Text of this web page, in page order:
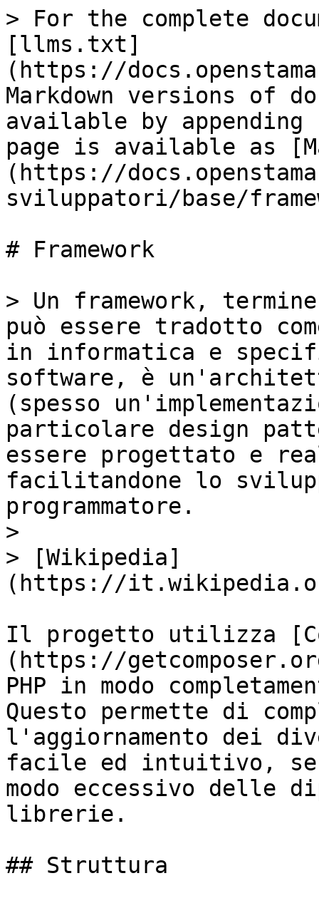
> For the complete
[llms.txt]
(https://
Markdown versions of
available by
page is available as
(https://
sviluppatori/base/
# Framework
> Un framework,
può essere tradotto
in informatica e
software, è
(spesso
particolare design
essere progettato e
facilitandone lo
programmatore.
>
> [Wikipedia]
(https://
Il progetto utilizza
(https://
PHP in modo
Questo permette di
l'aggiornamento dei
facile ed intuitivo,
modo eccessivo delle
librerie.
## Struttura